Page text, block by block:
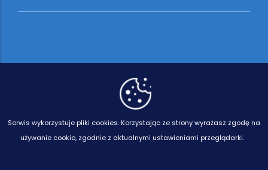
Serwis wykorzystuje pliki cookies. Korzystając ze strony wyrażasz zgodę na
używanie cookie, zgodnie z aktualnymi ustawieniami przeglądarki.